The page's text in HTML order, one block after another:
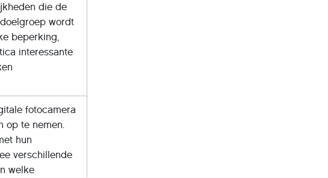
die de
wordt
beperking,
interessante
fotocamera
op te nemen.
hun
verschillende
welke